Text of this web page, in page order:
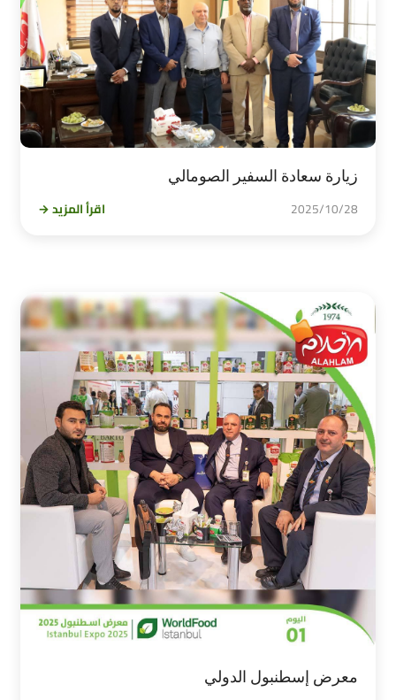
زيارة سعادة السفير الصومالي
2025/10/28 اقرأ المزيد →
معرض إسطنبول الدولي